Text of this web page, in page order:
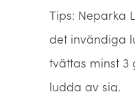
Tips: Neparka
det invändiga
tvättas minst
ludda av sig.